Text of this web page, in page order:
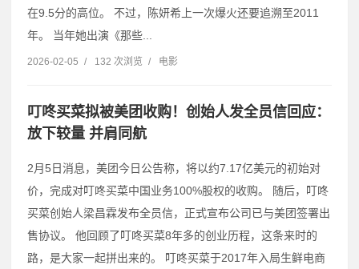
在9.5分的高位。 不过，陈妍希上一次爆火还要追溯至2011
年。 当年她出演《那些...
2026-02-05 / 132 次浏览 / 电影
叮咚买菜拟被美团收购！创始人发全员信回应：
放下较量 并肩同航
2月5日消息，美团今日公告称，将以约7.17亿美元的初始对
价，完成对叮咚买菜中国业务100%股权的收购。 随后，叮咚
买菜创始人梁昌霖发布全员信，正式宣布公司已与美团签署出
售协议。 他回顾了叮咚买菜8年多的创业历程，这条来时的
路，是大家一起拼出来的。 叮咚买菜于2017年入局生鲜电商